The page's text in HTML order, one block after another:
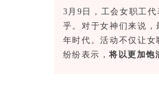
3月9日，工会女职工
乎。对于女神们来说
年时代。活动不仅让
纷纷表示， 将以更加饱